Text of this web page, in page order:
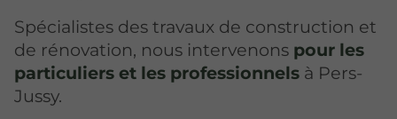
Spécialistes des travaux de construction et
de rénovation, nous intervenons pour les
particuliers et les professionnels à Pers-
Jussy.